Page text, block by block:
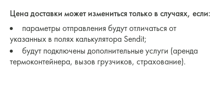
Цена доставки может измениться только в случаях, если:
параметры отправления будут отличаться от
указанных в полях калькулятора Sendit;
будут подключены дополнительные услуги (аренда
термоконтейнера, вызов грузчиков, страхование).